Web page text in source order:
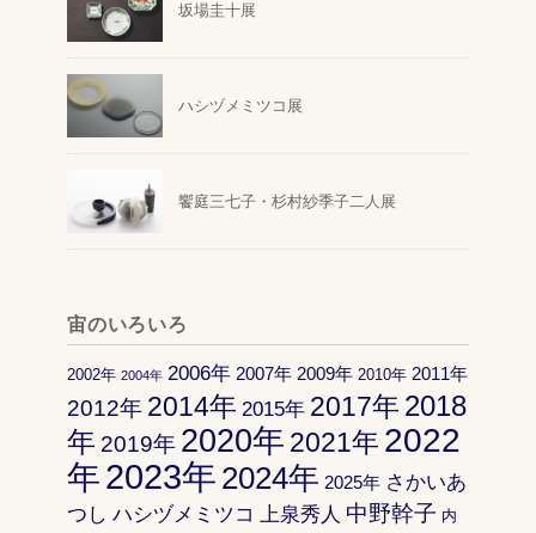
坂場圭十展
ハシヅメミツコ展
饗庭三七子・杉村紗季子二人展
宙のいろいろ
2002年 2004年 2006年 2007年 2009年 2010年 2011年
2012年 2014年 2015年 2017年 2018
年 2019年 2020年 2021年 2022
年2023年 2024年 2025年 さかいあ
つし ハシヅメミツコ 上泉秀人 中野幹子 内